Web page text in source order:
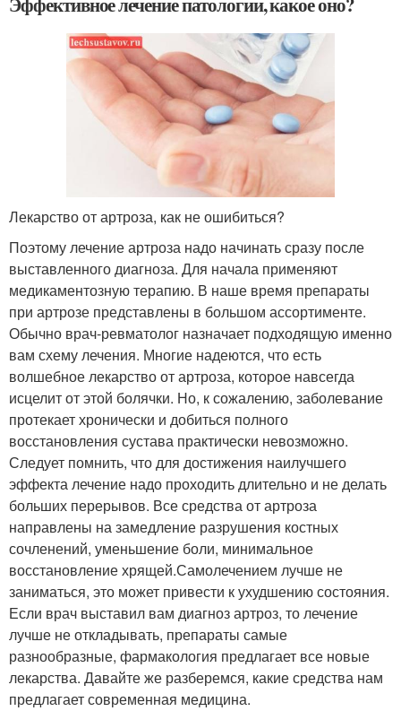
Лекарство от артроза, как не ошибиться?
Поэтому лечение артроза надо начинать сразу после
выставленного диагноза. Для начала применяют
медикаментозную терапию. В наше время препараты
при артрозе представлены в большом ассортименте.
Обычно врач-ревматолог назначает подходящую именно
вам схему лечения. Многие надеются, что есть
волшебное лекарство от артроза, которое навсегда
исцелит от этой болячки. Но, к сожалению, заболевание
протекает хронически и добиться полного
восстановления сустава практически невозможно.
Следует помнить, что для достижения наилучшего
эффекта лечение надо проходить длительно и не делать
больших перерывов. Все средства от артроза
направлены на замедление разрушения костных
сочленений, уменьшение боли, минимальное
восстановление хрящей.Самолечением лучше не
заниматься, это может привести к ухудшению состояния.
Если врач выставил вам диагноз артроз, то лечение
лучше не откладывать, препараты самые
разнообразные, фармакология предлагает все новые
лекарства. Давайте же разберемся, какие средства нам
предлагает современная медицина.